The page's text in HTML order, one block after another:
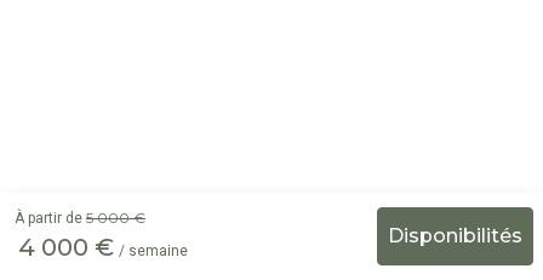
À partir de 5 000 €
4 000 € / semaine